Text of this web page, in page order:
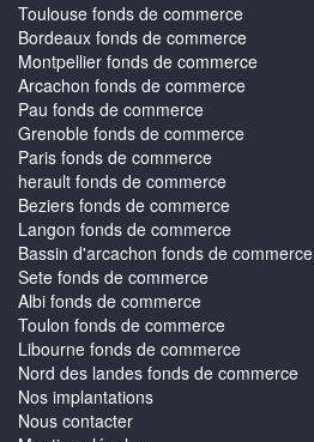
Toulouse fonds de commerce
Bordeaux fonds de commerce
Montpellier fonds de commerce
Arcachon fonds de commerce
Pau fonds de commerce
Grenoble fonds de commerce
Paris fonds de commerce
herault fonds de commerce
Beziers fonds de commerce
Langon fonds de commerce
Bassin d'arcachon fonds de commerce
Sete fonds de commerce
Albi fonds de commerce
Toulon fonds de commerce
Libourne fonds de commerce
Nord des landes fonds de commerce
Nos implantations
Nous contacter